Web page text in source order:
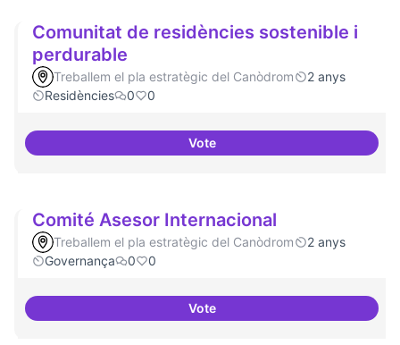
Comunitat de residències sostenible i
perdurable
Treballem el pla estratègic del Canòdrom
2 anys
Residències
0 0
Vote Comunitat
Comité Asesor Internacional
Treballem el pla estratègic del Canòdrom
2 anys
Governança
0 0
VoteComité Asesor Internacional